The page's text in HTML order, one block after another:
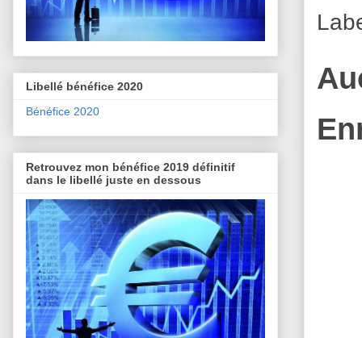
Libellé bénéfice 2020
Bénéfice 2020
Retrouvez mon bénéfice 2019 définitif
dans le libellé juste en dessous